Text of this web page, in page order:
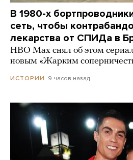
В 1980-х
сеть, чтобы
лекарства от СПИДа в
HBO Max снял об этом
новым «Жарким
ИСТОРИИ 9 часов назад